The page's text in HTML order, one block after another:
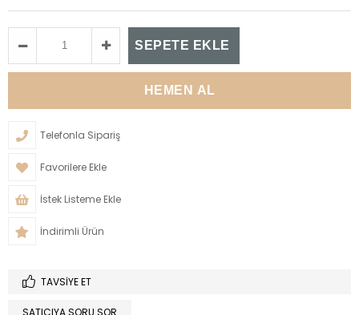
Telefonla Sipariş
Favorilere Ekle
İstek Listeme Ekle
İndirimli Ürün
TAVSIYE ET